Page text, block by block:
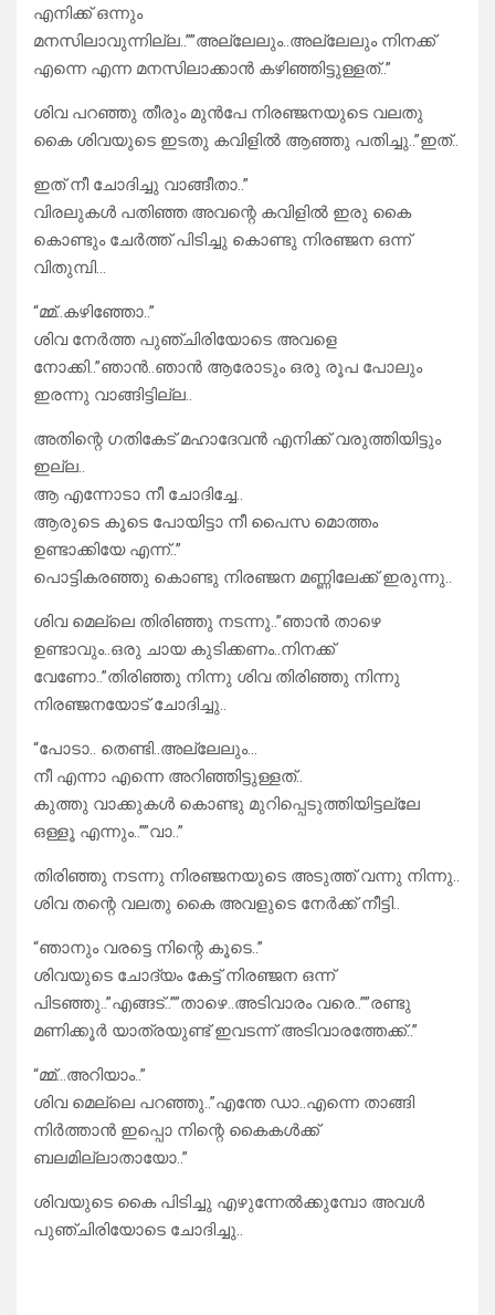
എനിക്ക് ഒന്നും
മനസിലാവുന്നില്ല..””അല്ലേലും..അല്ലേലും നിനക്ക്
എന്നെ എന്ന മനസിലാക്കാൻ കഴിഞ്ഞിട്ടുള്ളത്..”
ശിവ പറഞ്ഞു തീരും മുൻപേ നിരഞ്ജനയുടെ വലതു
കൈ ശിവയുടെ ഇടതു കവിളിൽ ആഞ്ഞു പതിച്ചു..”ഇത്..
ഇത് നീ ചോദിച്ചു വാങ്ങീതാ..”
വിരലുകൾ പതിഞ്ഞ അവന്റെ കവിളിൽ ഇരു കൈ
കൊണ്ടും ചേർത്ത് പിടിച്ചു കൊണ്ടു നിരഞ്ജന ഒന്ന്
വിതുമ്പി…
“മ്മ്..കഴിഞ്ഞോ..”
ശിവ നേർത്ത പുഞ്ചിരിയോടെ അവളെ
നോക്കി..”ഞാൻ..ഞാൻ ആരോടും ഒരു രൂപ പോലും
ഇരന്നു വാങ്ങിട്ടില്ല..
അതിന്റെ ഗതികേട് മഹാദേവൻ എനിക്ക് വരുത്തിയിട്ടും
ഇല്ല..
ആ എന്നോടാ നീ ചോദിച്ചേ..
ആരുടെ കൂടെ പോയിട്ടാ നീ പൈസ മൊത്തം
ഉണ്ടാക്കിയേ എന്ന്..”
പൊട്ടികരഞ്ഞു കൊണ്ടു നിരഞ്ജന മണ്ണിലേക്ക് ഇരുന്നു..
ശിവ മെല്ലെ തിരിഞ്ഞു നടന്നു..”ഞാൻ താഴെ
ഉണ്ടാവും..ഒരു ചായ കുടിക്കണം..നിനക്ക്
വേണോ..”തിരിഞ്ഞു നിന്നു ശിവ തിരിഞ്ഞു നിന്നു
നിരഞ്ജനയോട് ചോദിച്ചു..
“പോടാ.. തെണ്ടി..അല്ലേലും…
നീ എന്നാ എന്നെ അറിഞ്ഞിട്ടുള്ളത്..
കുത്തു വാക്കുകൾ കൊണ്ടു മുറിപ്പെടുത്തിയിട്ടല്ലേ
ഒള്ളൂ എന്നും..””വാ..”
തിരിഞ്ഞു നടന്നു നിരഞ്ജനയുടെ അടുത്ത് വന്നു നിന്നു..
ശിവ തന്റെ വലതു കൈ അവളുടെ നേർക്ക് നീട്ടി..
“ഞാനും വരട്ടെ നിന്റെ കൂടെ..”
ശിവയുടെ ചോദ്യം കേട്ട് നിരഞ്ജന ഒന്ന്
പിടഞ്ഞു..”എങ്ങട്..””താഴെ..അടിവാരം വരെ..””രണ്ടു
മണിക്കൂർ യാത്രയുണ്ട് ഇവടന്ന് അടിവാരത്തേക്ക്..”
“മ്മ്…അറിയാം..”
ശിവ മെല്ലെ പറഞ്ഞു..”എന്തേ ഡാ..എന്നെ താങ്ങി
നിർത്താൻ ഇപ്പൊ നിന്റെ കൈകൾക്ക്
ബലമില്ലാതായോ..”
ശിവയുടെ കൈ പിടിച്ചു എഴുന്നേൽക്കുമ്പോ അവൾ
പുഞ്ചിരിയോടെ ചോദിച്ചു..